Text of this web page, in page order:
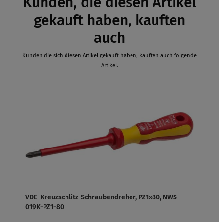
gekauft haben, kauften
auch
Kunden die sich diesen Artikel gekauft haben, kauften auch folgende
Artikel.
VDE-Kreuzschlitz-Schraubendreher, PZ1x80, NWS
019K-PZ1-80